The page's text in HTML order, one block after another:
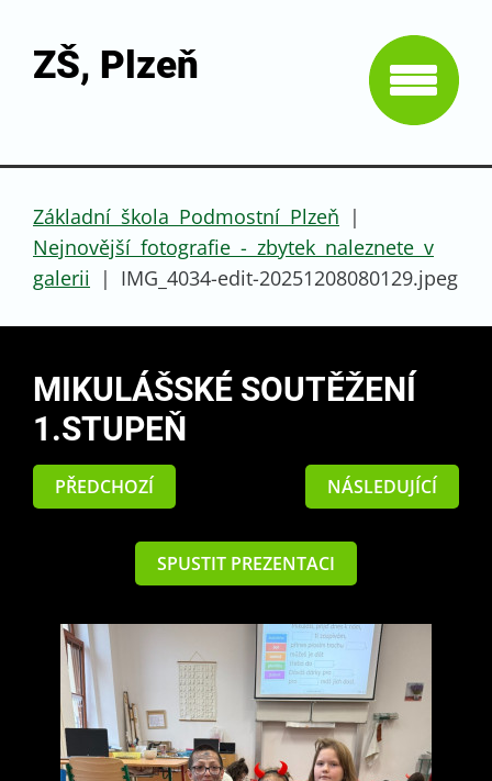
ZŠ, Plzeň
Základní škola Podmostní Plzeň |
Nejnovější fotografie - zbytek naleznete v
galerii | IMG_4034-edit-20251208080129.jpeg
MIKULÁŠSKÉ SOUTĚŽENÍ
1.STUPEŇ
PŘEDCHOZÍ NÁSLEDUJÍCÍ
SPUSTIT PREZENTACI